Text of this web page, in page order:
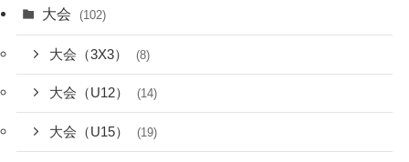
大会 (102)
大会（3X3） (8)
大会（U12） (14)
大会（U15） (19)